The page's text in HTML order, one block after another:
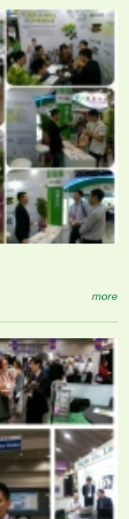
more